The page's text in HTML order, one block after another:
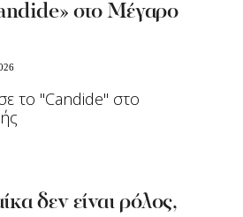
στο Μέγαρο
το "Candide" στο
δεν είναι ρόλος,